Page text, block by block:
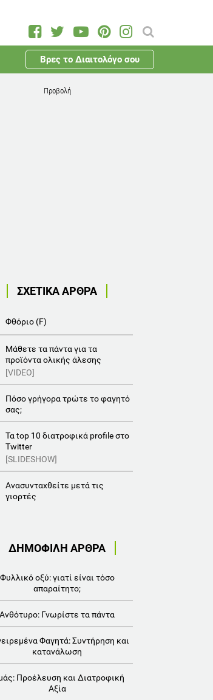
Βρες το Διαιτολόγο σου
Προβολή
ΣΧΕΤΙΚΑ ΑΡΘΡΑ
Φθόριο (F)
Μάθετε τα πάντα για τα
προϊόντα ολικής άλεσης
[VIDEO]
Πόσο γρήγορα τρώτε το φαγητό
σας;
Τα top 10 διατροφικά profile στο
Twitter
[SLIDESHOW]
Ανασυνταχθείτε μετά τις
γιορτές
ΔΗΜΟΦΙΛΗ ΑΡΘΡΑ
Φυλλικό οξύ: γιατί είναι τόσο
απαραίτητο;
Ανθότυρο: Γνωρίστε τα πάντα
Φαγητά: Συντήρηση και
κατανάλωση
Προέλευση και Διατροφική
Αξία